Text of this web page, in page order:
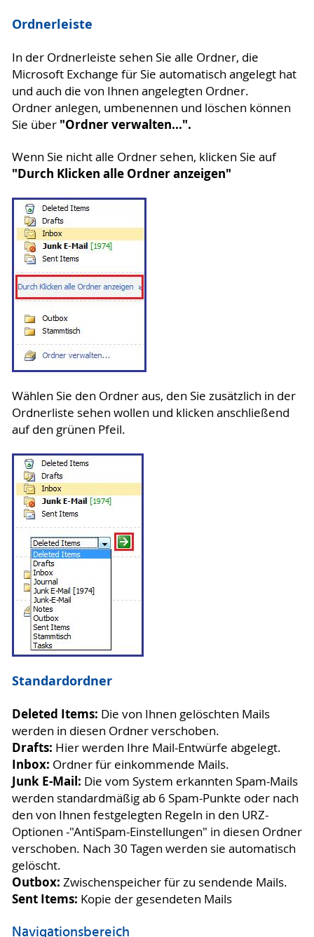
Ordnerleiste
In der Ordnerleiste sehen Sie alle Ordner, die
Microsoft Exchange für Sie automatisch angelegt hat
und auch die von Ihnen angelegten Ordner.
Ordner anlegen, umbenennen und löschen können
Sie über"Ordner verwalten...".
Wenn Sie nicht alle Ordner sehen, klicken Sie auf
"Durch Klicken alle Ordner anzeigen"
Wählen Sie den Ordner aus, den Sie zusätzlich in der
Ordnerliste sehen wollen und klicken anschließend
auf den grünen Pfeil.
Standardordner
Deleted Items: Die von Ihnen gelöschten Mails
werden in diesen Ordner verschoben.
Drafts: Hier werden Ihre Mail-Entwürfe abgelegt.
Inbox: Ordner für einkommende Mails.
Junk E-Mail: Die vom System erkannten Spam-Mails
werden standardmäßig ab 6 Spam-Punkte oder nach
den von Ihnen festgelegten Regeln in den URZ-
Optionen -"AntiSpam-Einstellungen" in diesen Ordner
verschoben. Nach 30 Tagen werden sie automatisch
gelöscht.
Outbox: Zwischenspeicher für zu sendende Mails.
Sent Items: Kopie der gesendeten Mails